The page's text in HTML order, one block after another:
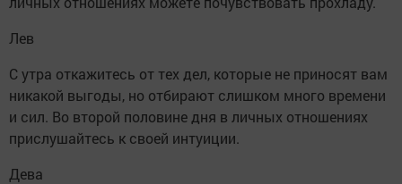
Лев
С утра откажитесь от тех дел, которые не приносят вам
никакой выгоды, но отбирают слишком много времени
и сил. Во второй половине дня в личных отношениях
прислушайтесь к своей интуиции.
Дева